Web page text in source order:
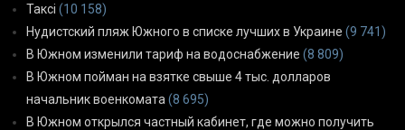
Таксі (10 158)
Нудистский пляж Южного в списке лучших в Украине (9 741)
В Южном изменили тариф на водоснабжение (8 809)
В Южном пойман на взятке свыше 4 тыс. долларов
начальник военкомата (8 695)
В Южном открылся частный кабинет, где можно получить